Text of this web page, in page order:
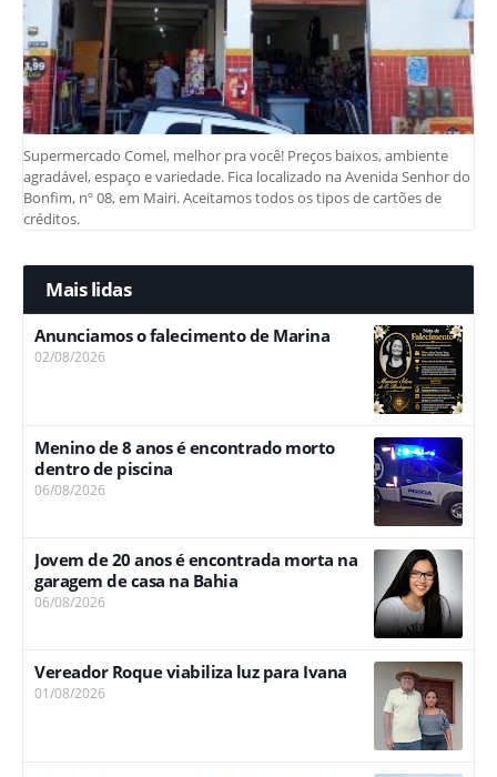
Supermercado Comel, melhor pra você! Preços baixos, ambiente
agradável, espaço e variedade. Fica localizado na Avenida Senhor do
Bonfim, nº 08, em Mairi. Aceitamos todos os tipos de cartões de
créditos.
Mais lidas
Anunciamos o falecimento de Marina
02/08/2026
Menino de 8 anos é encontrado morto
dentro de piscina
06/08/2026
Jovem de 20 anos é encontrada morta na
garagem de casa na Bahia
06/08/2026
Vereador Roque viabiliza luz para Ivana
01/08/2026